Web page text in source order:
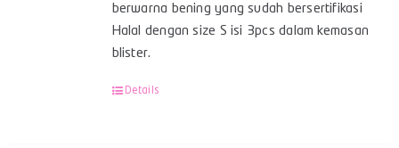
berwarna bening yang sudah bersertifikasi
Halal dengan size S isi 3pcs dalam kemasan
blister.
Details